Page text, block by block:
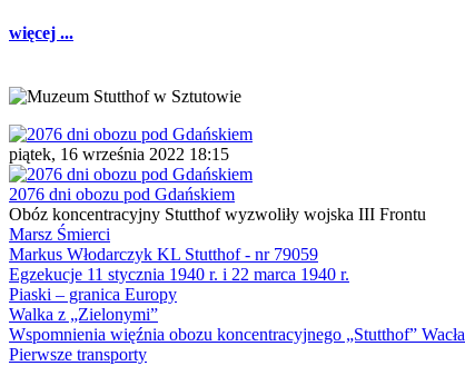
więcej ...
piątek, 16 września 2022 18:15
2076 dni obozu pod Gdańskiem
Obóz koncentracyjny Stutthof wyzwoliły wojska III Frontu
Marsz Śmierci
Markus Włodarczyk KL Stutthof - nr 79059
Egzekucje 11 stycznia 1940 r. i 22 marca 1940 r.
Piaski – granica Europy
Walka z „Zielonymi”
Wspomnienia więźnia obozu koncentracyjnego „Stutthof”
Pierwsze transporty